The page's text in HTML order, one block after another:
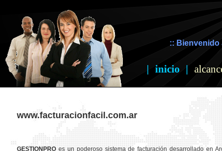
:: Bienvenido
| inicio |
www.facturacionfacil.com.ar
GESTION PRO es un poderoso sistema de facturación desarrollado en